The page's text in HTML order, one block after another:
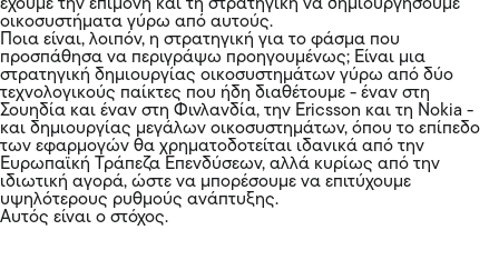
έχουμε την επιμονή και τη στρατηγική να δημιουργήσουμε
οικοσυστήματα γύρω από αυτούς.
Ποια είναι, λοιπόν, η στρατηγική για το φάσμα που
προσπάθησα να περιγράψω προηγουμένως; Είναι μια
στρατηγική δημιουργίας οικοσυστημάτων γύρω από δύο
τεχνολογικούς παίκτες που ήδη διαθέτουμε - έναν στη
Σουηδία και έναν στη Φινλανδία, την Ericsson και τη Nokia -
και δημιουργίας μεγάλων οικοσυστημάτων, όπου το επίπεδο
των εφαρμογών θα χρηματοδοτείται ιδανικά από την
Ευρωπαϊκή Τράπεζα Επενδύσεων, αλλά κυρίως από την
ιδιωτική αγορά, ώστε να μπορέσουμε να επιτύχουμε
υψηλότερους ρυθμούς ανάπτυξης.
Αυτός είναι ο στόχος.